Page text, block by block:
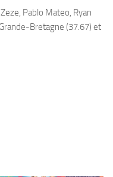
Pablo Mateo, Ryan
Bretagne (37.67) et